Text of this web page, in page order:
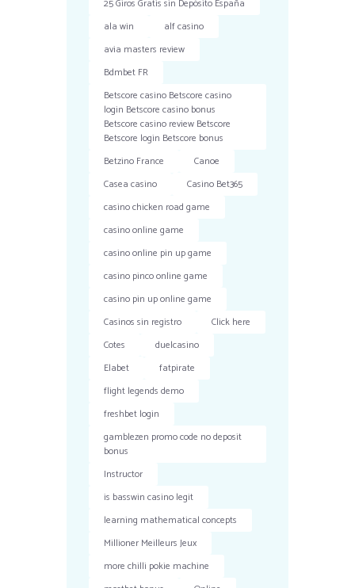
25 Giros Gratis sin Depósito España
ala win
alf casino
avia masters review
Bdmbet FR
Betscore casino Betscore casino
login Betscore casino bonus
Betscore casino review Betscore
Betscore login Betscore bonus
Betzino France
Canoe
Casea casino
Casino Bet365
casino chicken road game
casino online game
casino online pin up game
casino pinco online game
casino pin up online game
Casinos sin registro
Click here
Cotes
duelcasino
Elabet
fatpirate
flight legends demo
freshbet login
gamblezen promo code no deposit
bonus
Instructor
is basswin casino legit
learning mathematical concepts
Millioner Meilleurs Jeux
more chilli pokie machine